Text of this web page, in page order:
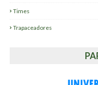
Times
Trapaceadores